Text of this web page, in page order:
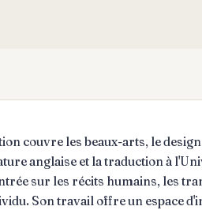
couvre les beaux-arts, le
anglaise et la traduction à
sur les récits humains, les
Son travail offre un espace